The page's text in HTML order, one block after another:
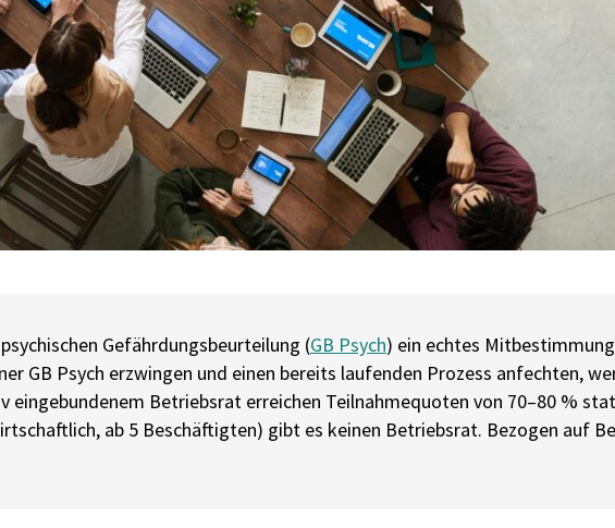
Gefährdungsbeurteilung (GB Psych) ein echtes
GB Psych erzwingen und einen bereits laufenden Prozess anfechten,
Betriebsrat erreichen Teilnahmequoten von 70–80 %
ab 5 Beschäftigten) gibt es keinen Betriebsrat. Bezogen auf